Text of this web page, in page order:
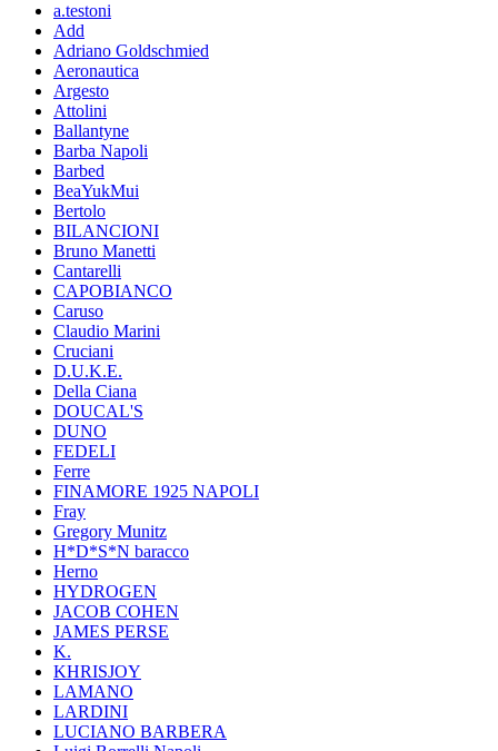
a.testoni
Add
Adriano Goldschmied
Aeronautica
Argesto
Attolini
Ballantyne
Barba Napoli
Barbed
BeaYukMui
Bertolo
BILANCIONI
Bruno Manetti
Cantarelli
CAPOBIANCO
Caruso
Claudio Marini
Cruciani
D.U.K.E.
Della Ciana
DOUCAL'S
DUNO
FEDELI
Ferre
FINAMORE 1925 NAPOLI
Fray
Gregory Munitz
H*D*S*N baracco
Herno
HYDROGEN
JACOB COHEN
JAMES PERSE
K.
KHRISJOY
LAMANO
LARDINI
LUCIANO BARBERA